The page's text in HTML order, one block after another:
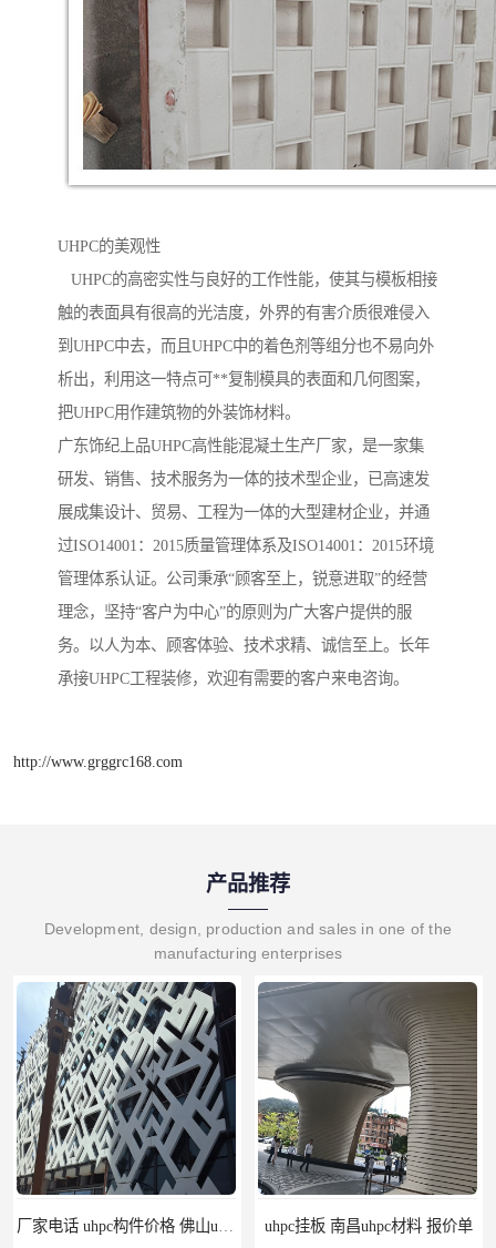
UHPC的美观性
UHPC的高密实性与良好的工作性能，使其与模板相接
触的表面具有很高的光洁度，外界的有害介质很难侵入
到UHPC中去，而且UHPC中的着色剂等组分也不易向外
析出，利用这一特点可**复制模具的表面和几何图案，
把UHPC用作建筑物的外装饰材料。
广东饰纪上品UHPC高性能混凝土生产厂家，是一家集
研发、销售、技术服务为一体的技术型企业，已高速发
展成集设计、贸易、工程为一体的大型建材企业，并通
过ISO14001：2015质量管理体系及ISO14001：2015环境
管理体系认证。公司秉承“顾客至上，锐意进取”的经营
理念，坚持“客户为中心”的原则为广大客户提供的服
务。以人为本、顾客体验、技术求精、诚信至上。长年
承接UHPC工程装修，欢迎有需要的客户来电咨询。
http://www.grggrc168.com
产品推荐
Development, design, production and sales in one of the
manufacturing enterprises
厂家电话 uhpc构件价格 佛山uhpc工厂 uhpc挂板 南昌uhpc材料 报价单